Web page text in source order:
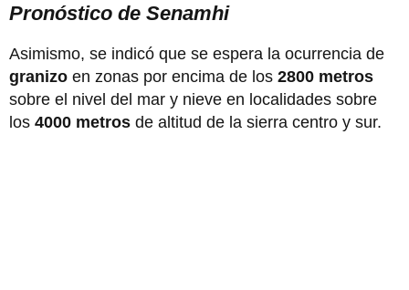
Pronóstico de Senamhi
Asimismo, se indicó que se espera la ocurrencia de
granizo en zonas por encima de los 2800 metros
sobre el nivel del mar y nieve en localidades sobre
los 4000 metros de altitud de la sierra centro y sur.